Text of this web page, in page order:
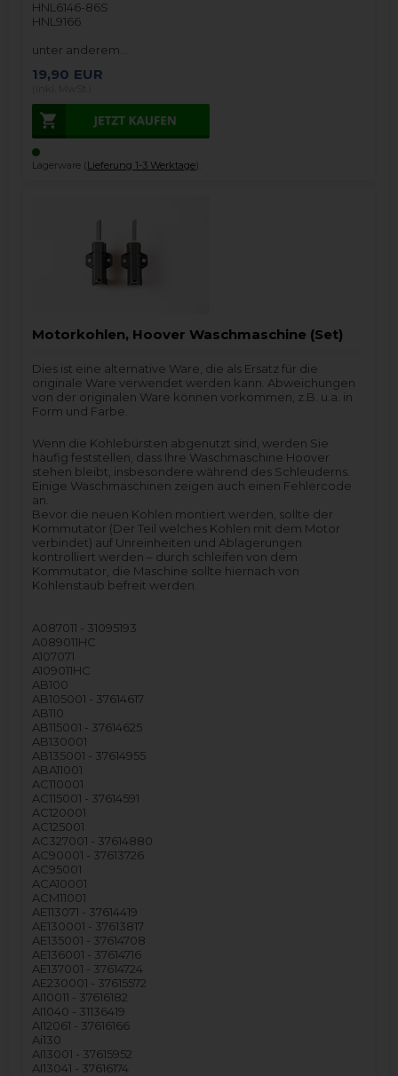
HNL6146-86S
HNL9166
unter anderem…
19,90 EUR
Lagerware (Lieferung 1-3 Werktage).
Motorkohlen, Hoover Waschmaschine (Set)
Dies ist eine alternative Ware, die als Ersatz für die
originale Ware verwendet werden kann. Abweichungen
von der originalen Ware können vorkommen, z.B. u.a. in
Form und Farbe.
Wenn die Kohlebürsten abgenutzt sind, werden Sie
häufig feststellen, dass Ihre Waschmaschine Hoover
stehen bleibt, insbesondere während des Schleuderns.
Einige Waschmaschinen zeigen auch einen Fehlercode
an.
Bevor die neuen Kohlen montiert werden, sollte der
Kommutator (Der Teil welches Kohlen mit dem Motor
verbindet) auf Unreinheiten und Ablagerungen
kontrolliert werden – durch schleifen von dem
Kommutator, die Maschine sollte hiernach von
Kohlenstaub befreit werden.
A087011 - 31095193
A089011HC
A107071
A109011HC
AB100
AB105001 - 37614617
AB110
AB115001 - 37614625
AB130001
AB135001 - 37614955
ABA11001
AC110001
AC115001 - 37614591
AC120001
AC125001
AC327001 - 37614880
AC90001 - 37613726
AC95001
ACA10001
ACM11001
AE113071 - 37614419
AE130001 - 37613817
AE135001 - 37614708
AE136001 - 37614716
AE137001 - 37614724
AE230001 - 37615572
AI10011 - 37616182
AI1040 - 31136419
AI12061 - 37616166
Ai130
AI13001 - 37615952
AI13041 - 37616174